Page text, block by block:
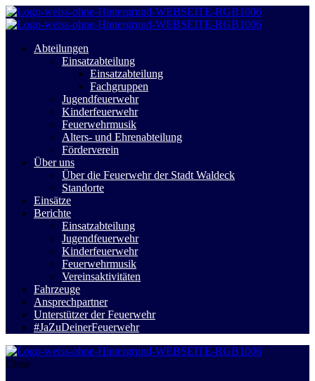
Abteilungen
Einsatzabteilung
Einsatzabteilung
Fachgruppen
Jugendfeuerwehr
Kinderfeuerwehr
Feuerwehrmusik
Alters- und Ehrenabteilung
Förderverein
Über uns
Über die Feuerwehr der Stadt Waldeck
Standorte
Einsätze
Berichte
Einsatzabteilung
Jugendfeuerwehr
Kinderfeuerwehr
Feuerwehrmusik
Vereinsaktivitäten
Fahrzeuge
Ansprechpartner
Unterstützer der Feuerwehr
#JaZuDeinerFeuerwehr
Close